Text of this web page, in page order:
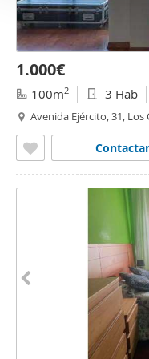
1.000€
100m2 3 Hab
Avenida Ejército, 31, Los
Contactar